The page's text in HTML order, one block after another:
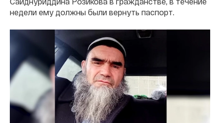
недели ему должны были вернуть паспорт.